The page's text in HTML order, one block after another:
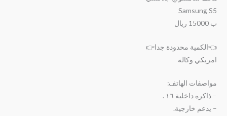
Samsung S5
ب 15000 ريال
👈الكمية محدودة جدا👉
امريكي وكالة
مواصفات الهاتف:
– ذاكره داخلية ١٦ .
– يدعم خارجية.